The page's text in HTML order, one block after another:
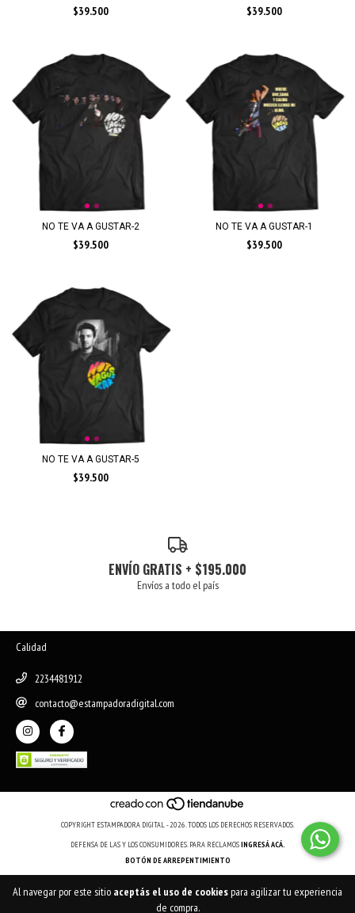
Al navegar por este sitio aceptás el uso de cookiespara agilizar tu experiencia
de compra.
$39.500 $39.500
NO TE VA A GUSTAR-2
$39.500
NO TE VA A GUSTAR-1
$39.500
NO TE VA A GUSTAR-5
$39.500
ENVÍO GRATIS + $195.000
Envíos a todo el país
Calidad
2234481912
contacto@estampadoradigital.com
COPYRIGHT ESTAMPADORA DIGITAL - 2026. TODOS LOS DERECHOS RESERVADOS.
DEFENSA DE LAS Y LOS CONSUMIDORES. PARA RECLAMOSINGRESÁ ACÁ.
BOTÓN DE ARREPENTIMIENTO